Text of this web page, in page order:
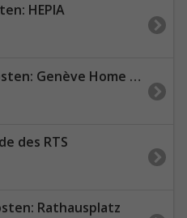
HEPIA
information - Plaine de Plainpalais
des RTS
Rathausplatz